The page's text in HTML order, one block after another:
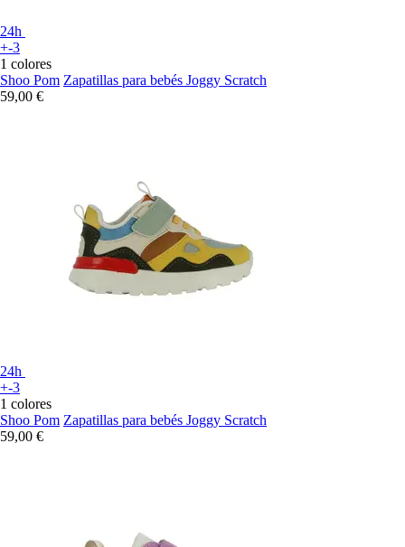
24h
+-3
1 colores
Shoo Pom Zapatillas para bebés Joggy Scratch
59,00 €
24h
+-3
1 colores
Shoo Pom Zapatillas para bebés Joggy Scratch
59,00 €